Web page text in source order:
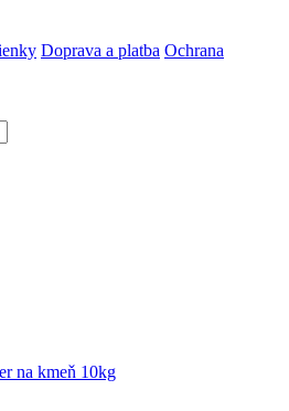
Doprava a platba Ochrana
na kmeň 10kg